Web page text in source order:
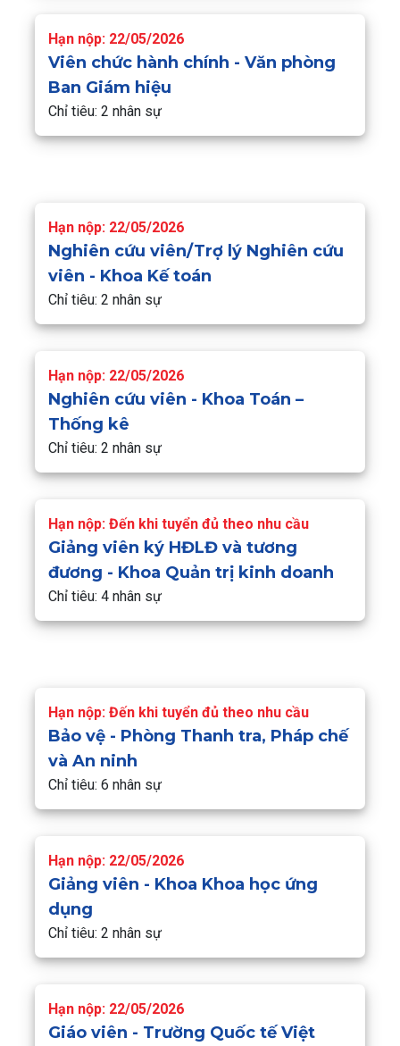
Hạn nộp: 22/05/2026
Viên chức hành chính - Văn phòng
Ban Giám hiệu
Chỉ tiêu: 2 nhân sự
Hạn nộp: 22/05/2026
Nghiên cứu viên/Trợ lý Nghiên cứu
viên - Khoa Kế toán
Chỉ tiêu: 2 nhân sự
Hạn nộp: 22/05/2026
Nghiên cứu viên - Khoa Toán –
Thống kê
Chỉ tiêu: 2 nhân sự
Hạn nộp: Đến khi tuyển đủ theo nhu cầu
Giảng viên ký HĐLĐ và tương
đương - Khoa Quản trị kinh doanh
Chỉ tiêu: 4 nhân sự
Hạn nộp: Đến khi tuyển đủ theo nhu cầu
Bảo vệ - Phòng Thanh tra, Pháp chế
và An ninh
Chỉ tiêu: 6 nhân sự
Hạn nộp: 22/05/2026
Giảng viên - Khoa Khoa học ứng
dụng
Chỉ tiêu: 2 nhân sự
Hạn nộp: 22/05/2026
Giáo viên - Trường Quốc tế Việt